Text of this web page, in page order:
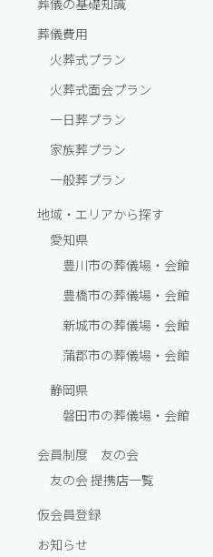
葬儀費⽤
火葬式プラン
火葬式面会プラン
一⽇葬プラン
家族葬プラン
一般葬プラン
地域・エリアから探す
愛知県
豊川市の葬儀場・会館
豊橋市の葬儀場・会館
新城市の葬儀場・会館
蒲郡市の葬儀場・会館
静岡県
磐田市の葬儀場・会館
会員制度 友の会
友の会 提携店一覧
仮会員登録
お知らせ